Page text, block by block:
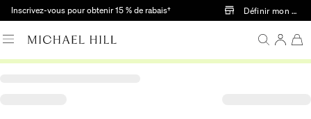
Passer au contenu principal
Inscrivez-vous pour obtenir 15 % de rabais† Définir mon